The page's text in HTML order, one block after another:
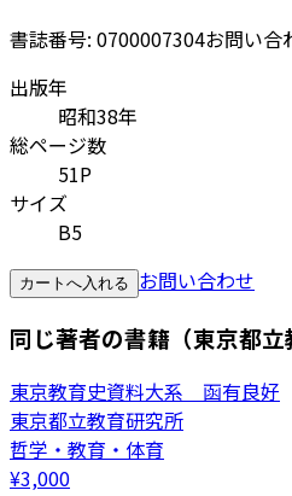
書誌番号: 0700007304お問い合
出版年
昭和38年
総ページ数
51P
サイズ
B5
カートへ入れる お問い合わせ
同じ著者の書籍（東京都立
東京教育史資料大系 函有良好
東京都立教育研究所
哲学・教育・体育
¥3,000